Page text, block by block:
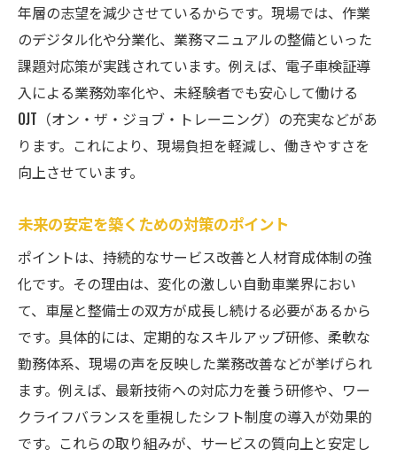
年層の志望を減少させているからです。現場では、作業
のデジタル化や分業化、業務マニュアルの整備といった
課題対応策が実践されています。例えば、電子車検証導
入による業務効率化や、未経験者でも安心して働ける
OJT（オン・ザ・ジョブ・トレーニング）の充実などがあ
ります。これにより、現場負担を軽減し、働きやすさを
向上させています。
未来の安定を築くための対策のポイント
ポイントは、持続的なサービス改善と人材育成体制の強
化です。その理由は、変化の激しい自動車業界におい
て、車屋と整備士の双方が成長し続ける必要があるから
です。具体的には、定期的なスキルアップ研修、柔軟な
勤務体系、現場の声を反映した業務改善などが挙げられ
ます。例えば、最新技術への対応力を養う研修や、ワー
クライフバランスを重視したシフト制度の導入が効果的
です。これらの取り組みが、サービスの質向上と安定し